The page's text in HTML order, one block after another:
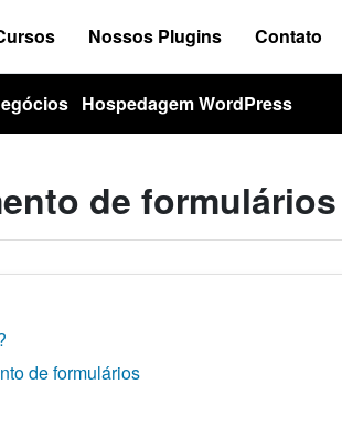
Nossos Plugins Contato
Hospedagem WordPress
de formulários
de formulários